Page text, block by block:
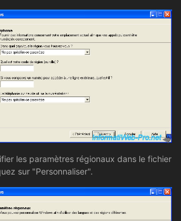
les paramètres régionaux dans le fichier
sur "Personnaliser".